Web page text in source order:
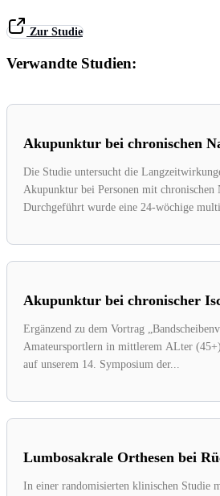
Zur Studie
Verwandte Studien:
Akupunktur bei chronischen
Die Studie untersucht die
Akupunktur bei Personen mit chronischen
Durchgeführt wurde eine 24-wöchige
Akupunktur bei chronischer
Ergänzend zu dem Vortrag
Amateursportlern in mittlerem ALter
auf unserem 14. Symposium der...
Lumbosakrale Orthesen bei
In einer randomisierten klinischen Studie